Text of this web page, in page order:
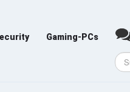
Gaming-PCs